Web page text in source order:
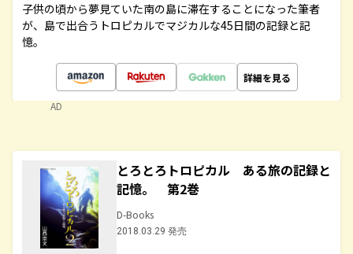
子供の頃から夢見ていた南の島に滞在することになった筆者
が、島で出合うトロピカルでマジカルな45日間の記録と記
憶。
詳細を見る
AD
とろとろトロピカル ある旅の記録と
記憶。 第2巻
D-Books
2018.03.29 発売